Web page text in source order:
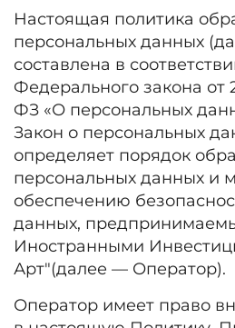
Настоящая политика
персональных данных
составлена в
Федерального закона от
ФЗ «О персональных
Закон о персональных
определяет порядок
персональных данных и
обеспечению
данных,
Иностранными
Арт"(далее — Оператор).
Оператор имеет право